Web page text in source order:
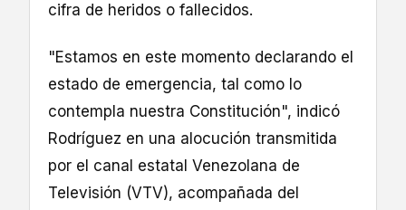
cifra de heridos o fallecidos.
"Estamos en este momento declarando el
estado de emergencia, tal como lo
contempla nuestra Constitución", indicó
Rodríguez en una alocución transmitida
por el canal estatal Venezolana de
Televisión (VTV), acompañada del